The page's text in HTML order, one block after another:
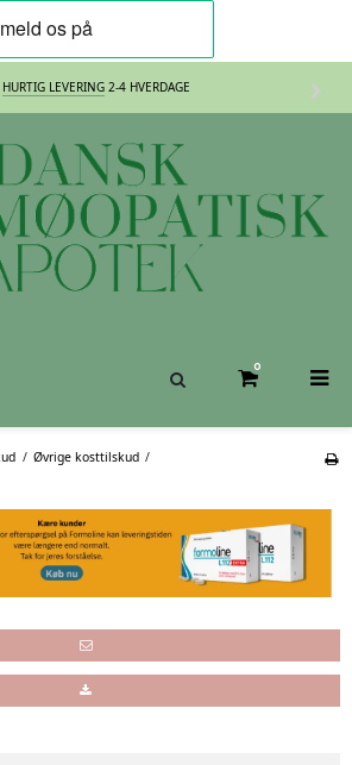
0
/ Øvrige kosttilskud /